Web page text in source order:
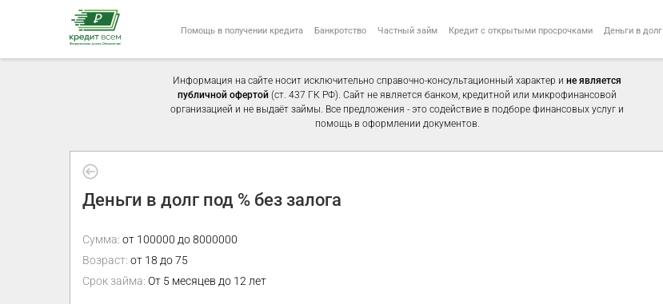
Помощь в получении кредита Банкротство Частный займ Кредит с открытыми просрочками Деньги в долг
Информация на сайте носит исключительно справочно-консультационный характер и не является
публичной офертой (ст. 437 ГК РФ). Сайт не является банком, кредитной или микрофинансовой
организацией и не выдаёт займы. Все предложения - это содействие в подборе финансовых услуг и
помощь в оформлении документов.
Деньги в долг под % без залога
Сумма: от 100000 до 8000000
Возраст: от 18 до 75
Срок займа: От 5 месяцев до 12 лет